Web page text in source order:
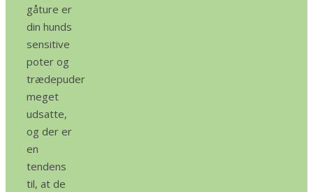
gåture er
din hunds
sensitive
poter og
trædepuder
meget
udsatte,
og der er
en
tendens
til, at de